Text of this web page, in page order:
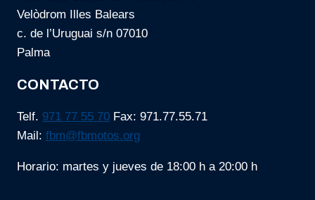
Velòdrom Illes Balears
c. de l’Uruguai s/n 07010
Palma
CONTACTO
Telf. 971 77 55 70 Fax: 971.77.55.71
Mail: fbm@fbmotos.org
Horario: martes y jueves de 18:00 h a 20:00 h